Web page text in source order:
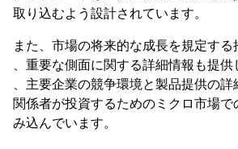
取り込むよう設計されています。
また、市場の将来的な成長を規定す
、重要な側面に関する詳細情報も提
、主要企業の競争環境と製品提供の詳
関係者が投資するためのミクロ市場で
み込んでいます。